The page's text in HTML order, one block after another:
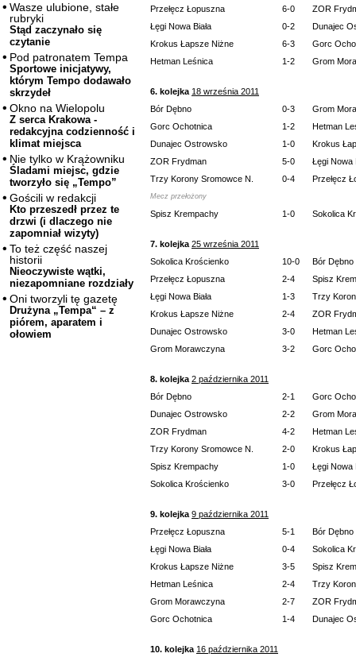
Wasze ulubione, stałe
rubryki
Stąd zaczynało się
czytanie
Pod patronatem Tempa
Sportowe inicjatywy,
którym Tempo dodawało
skrzydeł
Okno na Wielopolu
Z serca Krakowa -
redakcyjna codzienność i
klimat miejsca
Nie tylko w Krążowniku
Śladami miejsc, gdzie
tworzyło się „Tempo”
Gościli w redakcji
Kto przeszedł przez te
drzwi (i dlaczego nie
zapomniał wizyty)
To też część naszej
historii
Nieoczywiste wątki,
niezapomniane rozdziały
Oni tworzyli tę gazetę
Drużyna „Tempa“ – z
piórem, aparatem i
ołowiem
Przełęcz Łopuszna
6-0
ZOR
Łęgi Nowa Biała
0-2
Dunajec
Krokus Łapsze Niżne
6-3
Gorc
Hetman Leśnica
1-2 Grom
6. kolejka 18 września 2011
Bór Dębno
0-3
Grom
Gorc Ochotnica
1-2
Hetman
Dunajec Ostrowsko
1-0
Krokus
ZOR Frydman
5-0
Łęgi Nowa
Trzy Korony Sromowce N.
0-4 Przełęcz
Mecz przełożony
Spisz Krempachy 1-0 Sokolica
7. kolejka 25 września 2011
Sokolica Krościenko
10-0
Bór Dębno
Przełęcz Łopuszna
2-4
Spisz
Łęgi Nowa Biała
1-3
Trzy
Krokus Łapsze Niżne
2-4
ZOR
Dunajec Ostrowsko
3-0
Hetman
Grom Morawczyna
3-2 Gorc
8. kolejka 2 października 2011
Bór Dębno
2-1
Gorc
Dunajec Ostrowsko
2-2
Grom
ZOR Frydman
4-2
Hetman
Trzy Korony Sromowce N.
2-0
Krokus
Spisz Krempachy
1-0
Łęgi Nowa
Sokolica Krościenko
3-0 Przełęcz
9. kolejka 9 października 2011
Przełęcz Łopuszna
5-1
Bór Dębno
Łęgi Nowa Biała
0-4
Sokolica
Krokus Łapsze Niżne
3-5
Spisz
Hetman Leśnica
2-4
Trzy
Grom Morawczyna
2-7
ZOR
Gorc Ochotnica
1-4 Dunajec
10. kolejka 16 października 2011